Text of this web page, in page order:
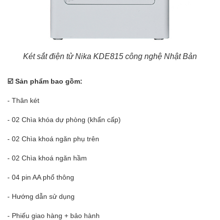
Két sắt điện tử Nika KDE815 công nghệ Nhật Bản
☑ ️ Sản phẩm bao gồm:
- Thân két
- 02 Chìa khóa dự phòng (khẩn cấp)
- 02 Chìa khoá ngăn phụ trên
- 02 Chìa khoá ngăn hầm
- 04 pin AA phổ thông
- Hướng dẫn sử dụng
- Phiếu giao hàng + bảo hành